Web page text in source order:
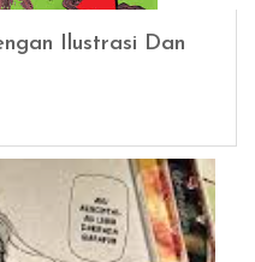
Ilustrasi Dan